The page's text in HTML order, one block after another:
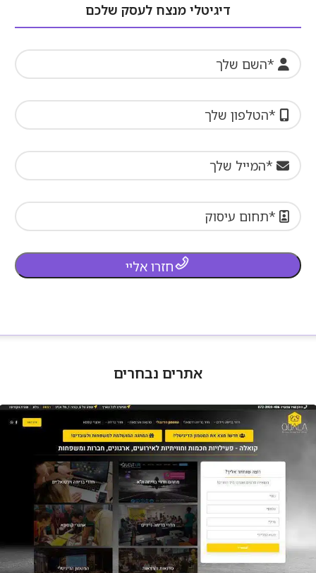
דיגיטלי מנצח לעסק שלכם
חזרו אליי
אתרים נבחרים